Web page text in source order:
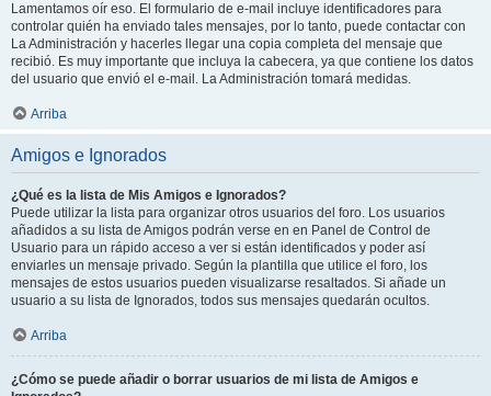
Lamentamos oír eso. El formulario de e-mail incluye identificadores para
controlar quién ha enviado tales mensajes, por lo tanto, puede contactar con
La Administración y hacerles llegar una copia completa del mensaje que
recibió. Es muy importante que incluya la cabecera, ya que contiene los datos
del usuario que envió el e-mail. La Administración tomará medidas.
Arriba
Amigos e Ignorados
¿Qué es la lista de Mis Amigos e Ignorados?
Puede utilizar la lista para organizar otros usuarios del foro. Los usuarios
añadidos a su lista de Amigos podrán verse en en Panel de Control de
Usuario para un rápido acceso a ver si están identificados y poder así
enviarles un mensaje privado. Según la plantilla que utilice el foro, los
mensajes de estos usuarios pueden visualizarse resaltados. Si añade un
usuario a su lista de Ignorados, todos sus mensajes quedarán ocultos.
Arriba
¿Cómo se puede añadir o borrar usuarios de mi lista de Amigos e